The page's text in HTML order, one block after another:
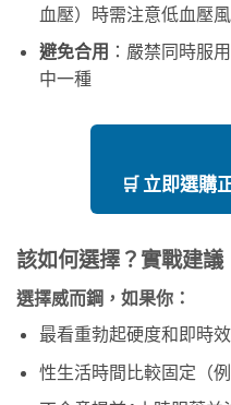
血壓）時需注意低血壓
避免合用 ：嚴禁同時服
中一種
🛒 立即選購
該如何選擇？實戰建議
選擇威而鋼，如果你：
最看重勃起硬度和即時
性生活時間比較固定（例